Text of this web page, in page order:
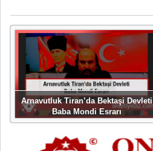
Arnavutluk Tiran’da Bektaşi Devleti
Baba Mondi Esrarı